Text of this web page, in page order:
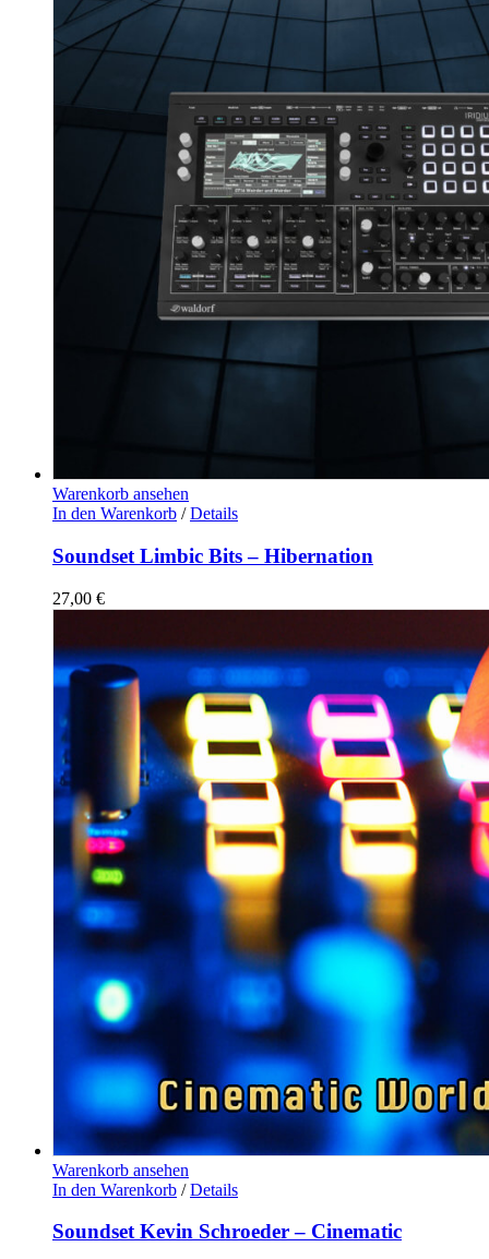
Warenkorb ansehen
In den Warenkorb / Details
Soundset Limbic Bits – Hibernation
27,00 €
Warenkorb ansehen
In den Warenkorb / Details
Soundset Kevin Schroeder – Cinematic